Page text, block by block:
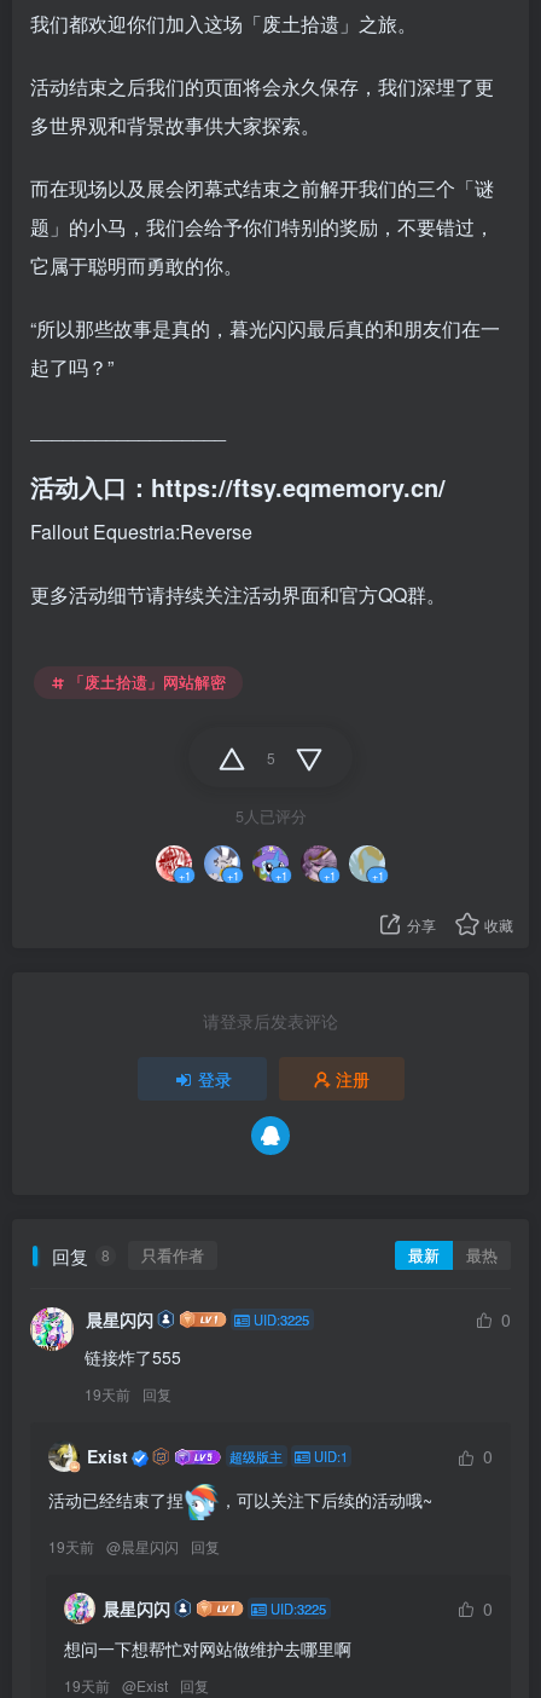
我们都欢迎你们加入这场「废土拾遗」之旅。
活动结束之后我们的页面将会永久保存，我们深埋了更
多世界观和背景故事供大家探索。
而在现场以及展会闭幕式结束之前解开我们的三个「谜
题」的小马，我们会给予你们特别的奖励，不要错过，
它属于聪明而勇敢的你。
“所以那些故事是真的，暮光闪闪最后真的和朋友们在一
起了吗？”
活动入口：https://ftsy.eqmemory.cn/
Fallout Equestria:Reverse
更多活动细节请持续关注活动界面和官方QQ群。
「废土拾遗」网站解密
5
5人已评分
+1 +1 +1 +1 +1
分享 收藏
请登录后发表评论
登录 注册
回复 8 只看作者 最新 最热
晨星闪闪 UID:3225
0
链接炸了555
19天前 回复
Exist 超级版主 UID:1
0
活动已经结束了捏
，可以关注下后续的活动哦~
19天前 @晨星闪闪 回复
晨星闪闪 UID:3225
0
想问一下想帮忙对网站做维护去哪里啊
19天前 @Exist 回复